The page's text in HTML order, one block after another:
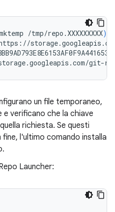
/tmp/repo.XXXXXXXXX)
git-
un file temporaneo,
e verificano che la chiave
richiesta. Se questi
fine, l'ultimo comando installa
Launcher: